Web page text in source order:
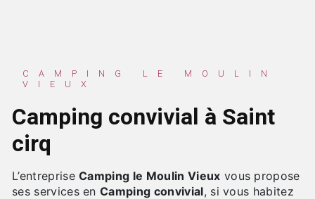
CAMPING LE MOULIN
VIEUX
Camping convivial à Saint
cirq
L’entrepriseCamping le Moulin Vieux vous propose
ses services enCamping convivial, si vous habitez